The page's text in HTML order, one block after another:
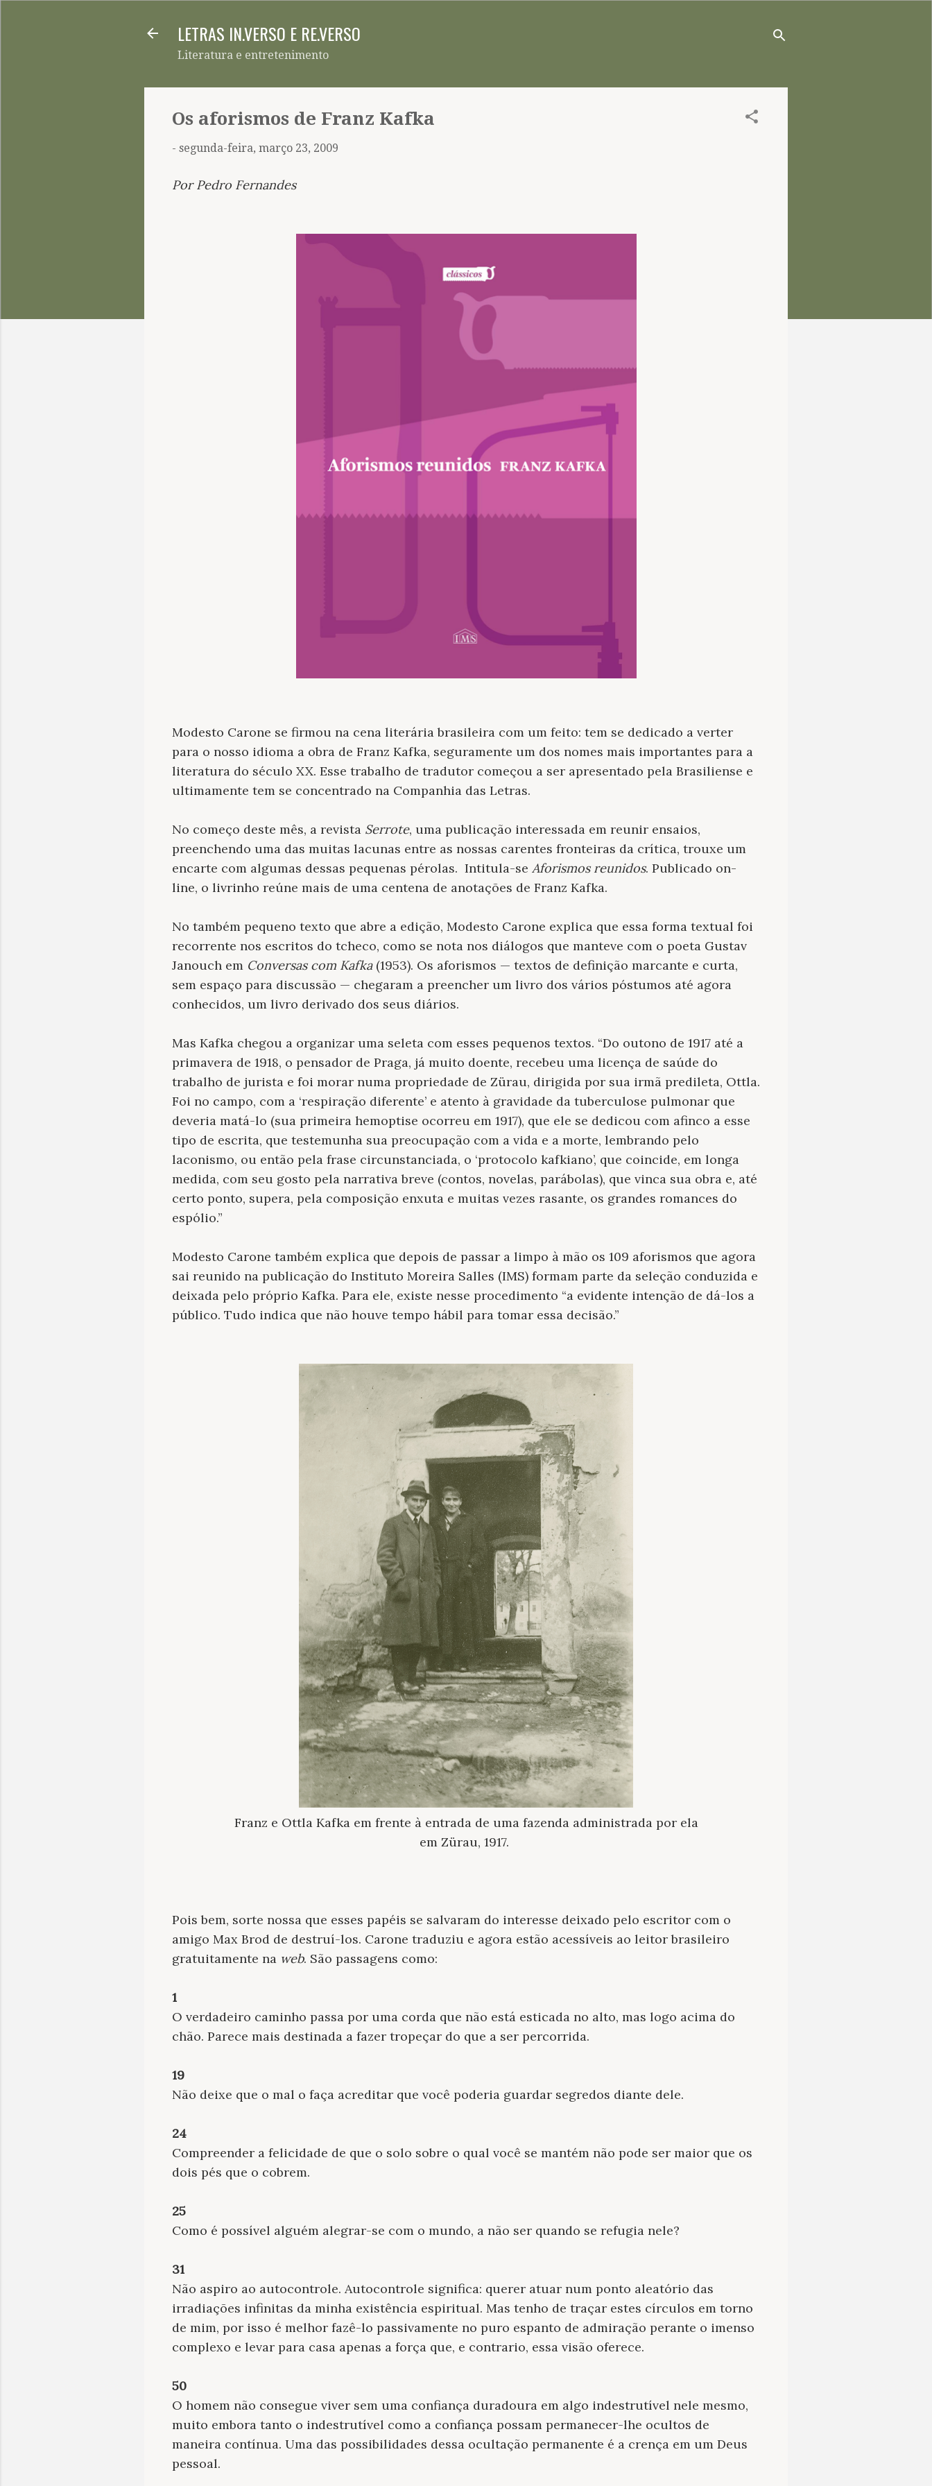
LETRAS IN.VERSO E RE.VERSO
Literatura e entretenimento
Os aforismos de Franz Kafka
- segunda-feira, março 23, 2009
Por Pedro Fernandes
Modesto Carone se firmou na cena literária brasileira com um feito: tem se dedicado a verter
para o nosso idioma a obra de Franz Kafka, seguramente um dos nomes mais importantes para a
literatura do século XX. Esse trabalho de tradutor começou a ser apresentado pela Brasiliense e
ultimamente tem se concentrado na Companhia das Letras.
No começo deste mês, a revista Serrote, uma publicação interessada em reunir ensaios,
preenchendo uma das muitas lacunas entre as nossas carentes fronteiras da crítica, trouxe um
encarte com algumas dessas pequenas pérolas. Intitula-se Aforismos reunidos. Publicado on-
line, o livrinho reúne mais de uma centena de anotações de Franz Kafka.
No também pequeno texto que abre a edição, Modesto Carone explica que essa forma textual foi
recorrente nos escritos do tcheco, como se nota nos diálogos que manteve com o poeta Gustav
Janouch em Conversas com Kafka(1953). Os aforismos — textos de definição marcante e curta,
sem espaço para discussão — chegaram a preencher um livro dos vários póstumos até agora
conhecidos, um livro derivado dos seus diários.
Mas Kafka chegou a organizar uma seleta com esses pequenos textos. “Do outono de 1917 até a
primavera de 1918, o pensador de Praga, já muito doente, recebeu uma licença de saúde do
trabalho de jurista e foi morar numa propriedade de Zürau, dirigida por sua irmã predileta, Ottla.
Foi no campo, com a ‘respiração diferente’ e atento à gravidade da tuberculose pulmonar que
deveria matá-lo (sua primeira hemoptise ocorreu em 1917), que ele se dedicou com afinco a esse
tipo de escrita, que testemunha sua preocupação com a vida e a morte, lembrando pelo
laconismo, ou então pela frase circunstanciada, o ‘protocolo kafkiano’, que coincide, em longa
medida, com seu gosto pela narrativa breve (contos, novelas, parábolas), que vinca sua obra e, até
certo ponto, supera, pela composição enxuta e muitas vezes rasante, os grandes romances do
espólio.”
Modesto Carone também explica que depois de passar a limpo à mão os 109 aforismos que agora
sai reunido na publicação do Instituto Moreira Salles (IMS) formam parte da seleção conduzida e
deixada pelo próprio Kafka. Para ele, existe nesse procedimento “a evidente intenção de dá-los a
público. Tudo indica que não houve tempo hábil para tomar essa decisão.”
Franz e Ottla Kafka em frente à entrada de uma fazenda administrada por ela
em Zürau, 1917.
Pois bem, sorte nossa que esses papéis se salvaram do interesse deixado pelo escritor com o
amigo Max Brod de destruí-los. Carone traduziu e agora estão acessíveis ao leitor brasileiro
gratuitamente na web. São passagens como:
1
O verdadeiro caminho passa por uma corda que não está esticada no alto, mas logo acima do
chão. Parece mais destinada a fazer tropeçar do que a ser percorrida.
19
Não deixe que o mal o faça acreditar que você poderia guardar segredos diante dele.
24
Compreender a felicidade de que o solo sobre o qual você se mantém não pode ser maior que os
dois pés que o cobrem.
25
Como é possível alguém alegrar-se com o mundo, a não ser quando se refugia nele?
31
Não aspiro ao autocontrole. Autocontrole significa: querer atuar num ponto aleatório das
irradiações infinitas da minha existência espiritual. Mas tenho de traçar estes círculos em torno
de mim, por isso é melhor fazê-lo passivamente no puro espanto de admiração perante o imenso
complexo e levar para casa apenas a força que, e con­trario, essa visão oferece.
50
O homem não consegue viver sem uma confiança duradoura em algo indestrutível nele mesmo,
muito embora tanto o indestrutível como a confiança possam perma­necer-lhe ocultos de
maneira contínua. Uma das possibilidades dessa ocultação per­manente é a crença em um Deus
pessoal.